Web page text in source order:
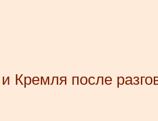
Кремля после